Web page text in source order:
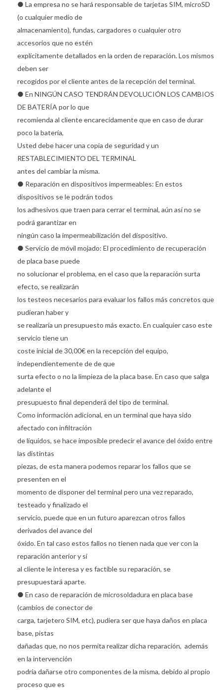
● La empresa no se hará responsable de tarjetas SIM, microSD
(o cualquier medio de
almacenamiento), fundas, cargadores o cualquier otro
accesorios que no estén
explícitamente detallados en la orden de reparación. Los mismos
deben ser
recogidos por el cliente antes de la recepción del terminal.
● En NINGÚN CASO TENDRÁN DEVOLUCIÓN LOS CAMBIOS
DE BATERÍA por lo que
recomienda al cliente encarecidamente que en caso de durar
poco la batería,
Usted debe hacer una copia de seguridad y un
RESTABLECIMIENTO DEL TERMINAL
antes del cambiar la misma.
● Reparación en dispositivos impermeables: En estos
dispositivos se le podrán todos
los adhesivos que traen para cerrar el terminal, aún así no se
podrá garantizar en
ningún caso la impermeabilización del dispositivo.
● Servicio de móvil mojado: El procedimiento de recuperación
de placa base puede
no solucionar el problema, en el caso que la reparación surta
efecto, se realizarán
los testeos necesarios para evaluar los fallos más concretos que
pudieran haber y
se realizaría un presupuesto más exacto. En cualquier caso este
servicio tiene un
coste inicial de 30,00€ en la recepción del equipo,
independientemente de de que
surta efecto o no la limpieza de la placa base. En caso que salga
adelante el
presupuesto final dependerá del tipo de terminal.
Como información adicional, en un terminal que haya sido
afectado con infiltración
de líquidos, se hace imposible predecir el avance del óxido entre
las distintas
piezas, de esta manera podemos reparar los fallos que se
presenten en el
momento de disponer del terminal pero una vez reparado,
testeado y finalizado el
servicio, puede que en un futuro aparezcan otros fallos
derivados del avance del
óxido. En tal caso estos fallos no tienen nada que ver con la
reparación anterior y si
al cliente le interesa y es factible su reparación, se
presupuestará aparte.
● En caso de reparación de microsoldadura en placa base
(cambios de conector de
carga, tarjetero SIM, etc), pudiera ser que haya daños en placa
base, pistas
dañadas que, no nos permita realizar dicha reparación, además
en la intervención
podría dañarse otro componentes de la misma, debido al propio
proceso que es